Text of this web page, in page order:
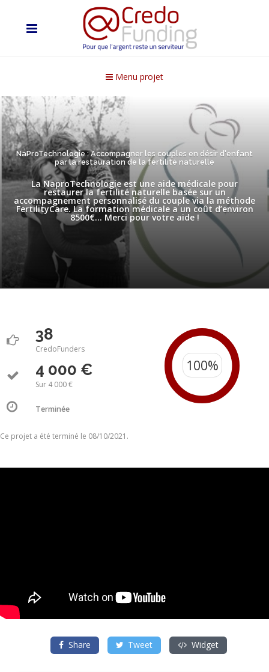
Menu projet
NaProTechnologie : Accompagner les couples en désir d'enfant
par la restauration de la fertilité naturelle
La NaproTechnologie est une aide médicale pour
restaurer la fertilité naturelle basée sur un
accompagnement personnalisé du couple via la méthode
FertilityCare. La formation médicale a un coût d’environ
8500€… Merci pour votre aide !
38
CredoFunders
4 000 €
Sur 4 000 €
Terminée
Ce projet a été terminé le 08/10/2021.
Share Tweet Widget